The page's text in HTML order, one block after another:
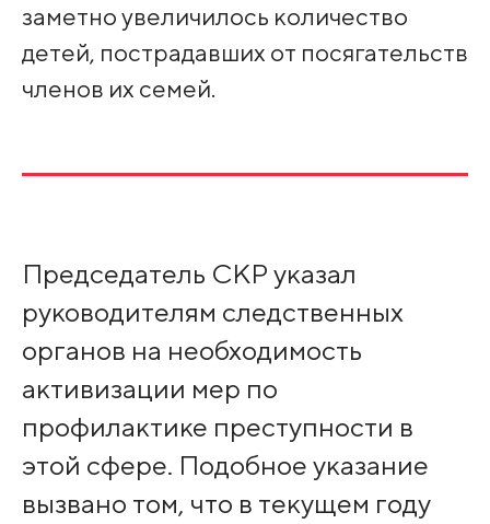
заметно увеличилось количество
детей, пострадавших от посягательств
членов их семей.
Председатель СКР указал
руководителям следственных
органов на необходимость
активизации мер по
профилактике преступности в
этой сфере. Подобное указание
вызвано том, что в текущем году